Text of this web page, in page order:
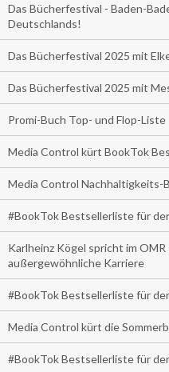
Das Bücherfestival - Baden-
Deutschlands!
Das Bücherfestival 2025 mit
Das Bücherfestival 2025 mit
Promi-Buch Top- und Flop-Liste
Media Control kürt BookTok
Media Control Nachhaltigkeits-
#BookTok Bestsellerliste für
Karlheinz Kögel spricht im
außergewöhnliche Karriere
#BookTok Bestsellerliste für
Media Control kürt die
#BookTok Bestsellerliste für